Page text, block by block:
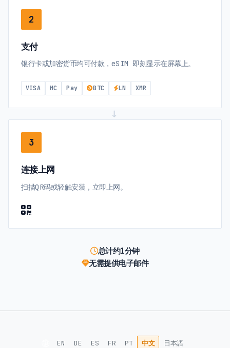
2
支付
银行卡或加密货币均可付款，eSIM 即刻显示在屏幕上。
VISA MC Pay BTC LN XMR
→
3
连接上网
扫描QR码或轻触安装，立即上网。
总计约1分钟
无需提供电子邮件
EN DE ES FR PT 中文
日本語